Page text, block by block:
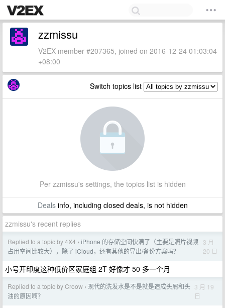
zzmissu
V2EX member #207365, joined on 2016-12-24 01:03:04
+08:00
Switch topics list
Per zzmissu's settings, the topics list is hidden
Dealsinfo, including closed deals, is not hidden
zzmissu's recent replies
Replied to a topic by 4X4 › iPhone 的存储空间快满了（主要是照片视频
占用空间比较大），除了 iCloud，还有其他的导出/备份方案吗？
3 月
20 日
小号开印度这种低价区家庭组 2T 好像才 50 多一个月
Replied to a topic by Croow › 现代的洗发水是不是就是造成头屑和头
油的原因啊？
3 月 19
日